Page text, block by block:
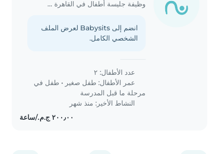
وظيفة جليسة أطفال في القاهرة الجديدة
انضم إلى Babysits لعرض الملف
الشخصي الكامل.
عدد الأطفال: ٢
عمر الأطفال: طفل صغير • طفل في
مرحلة ما قبل المدرسة
النشاط الأخير: منذ شهر